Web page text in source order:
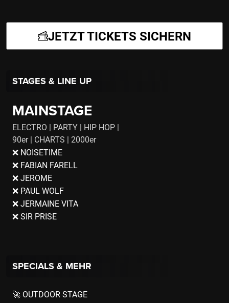
JETZT TICKETS SICHERN
STAGES & LINE UP
MAINSTAGE
ELECTRO | PARTY | HIP HOP |
90er | CHARTS | 2000er
❌ NOISETIME
❌ FABIAN FARELL
❌ JEROME
❌ PAUL WOLF
❌ JERMAINE VITA
❌ SIR PRISE
SPECIALS & MEHR
🚀 OUTDOOR STAGE